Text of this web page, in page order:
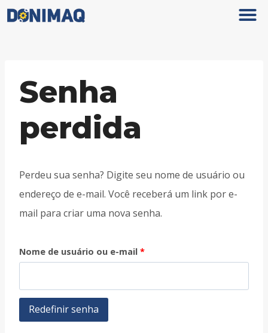
Senha
perdida
Perdeu sua senha? Digite seu nome de usuário ou
endereço de e-mail. Você receberá um link por e-
mail para criar uma nova senha.
Nome de usuário ou e-mail *
Redefinir senha